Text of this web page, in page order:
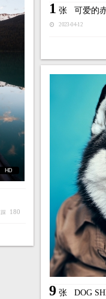
1 张 可爱的
2023-04-12
HD
踩 180
9张 DOG